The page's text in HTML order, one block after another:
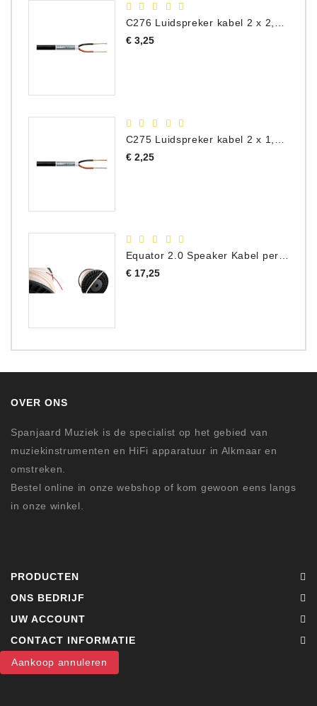
C276 Luidspreker kabel 2 x 2,50 mm² (per meter)
€ 3,25Prijs
€ 2,25Prijs
Equator 2.0 Speaker Kabel per meter
€ 17,25Prijs
OVER ONS
Spanjaard Muziek is de specialist op het gebied van
muziekinstrumenten en HiFi apparatuur in Alkmaar en
omstreken.
Bestel online in onze webshop of kom gewoon eens langs
in onze winkel.
PRODUCTEN
ONS BEDRIJF
UW ACCOUNT
CONTACT INFORMATIE
Aankoop annuleren